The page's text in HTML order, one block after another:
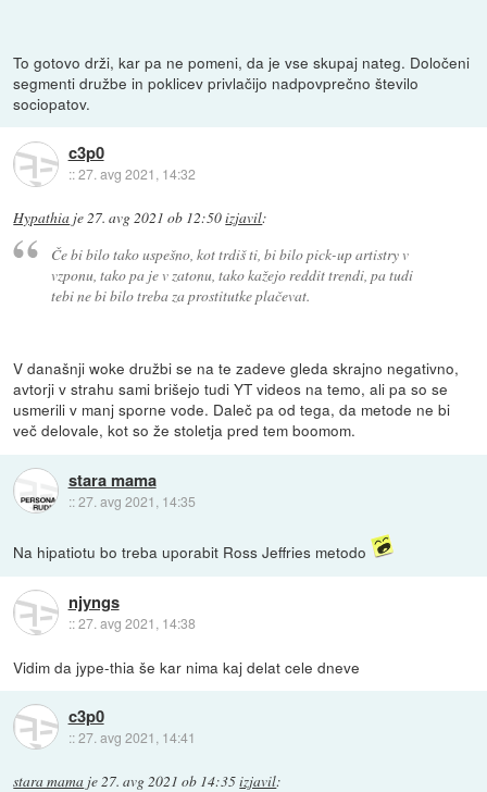
To gotovo drži, kar pa ne pomeni, da je vse skupaj nateg. Določeni
segmenti družbe in poklicev privlačijo nadpovprečno število
sociopatov.
c3p0
::27. avg 2021, 14:32
Hypathia je27. avg 2021 ob 12:50izjavil:
Če bi bilo tako uspešno, kot trdiš ti, bi bilo pick-up artistry v
vzponu, tako pa je v zatonu, tako kažejo reddit trendi, pa tudi
tebi ne bi bilo treba za prostitutke plačevat.
V današnji woke družbi se na te zadeve gleda skrajno negativno,
avtorji v strahu sami brišejo tudi YT videos na temo, ali pa so se
usmerili v manj sporne vode. Daleč pa od tega, da metode ne bi
več delovale, kot so že stoletja pred tem boomom.
stara mama
::27. avg 2021, 14:35
Na hipatiotu bo treba uporabit Ross Jeffries metodo
njyngs
::27. avg 2021, 14:38
Vidim da jype-thia še kar nima kaj delat cele dneve
c3p0
::27. avg 2021, 14:41
stara mama je 27. avg 2021 ob 14:35izjavil: